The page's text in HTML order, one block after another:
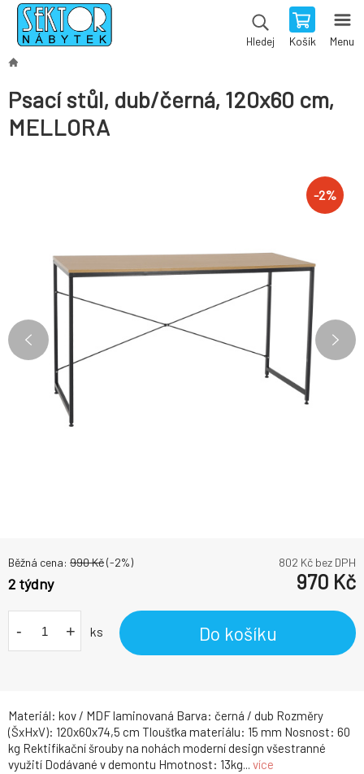
Hledej Košík Menu
Psací stůl, dub/černá, 120x60 cm,
MELLORA
-2%
Materiál: kov / MDF laminovaná Barva: černá / dub Rozměry
(ŠxHxV): 120x60x74,5 cm Tloušťka materiálu: 15 mm Nosnost: 60
kg Rektifikační šrouby na nohách moderní design všestranné
využití Dodávané v demontu Hmotnost: 13kg... více
Běžná cena: 990Kč(-2%) 802 Kč bez DPH
2 týdny 970 Kč
- + ks Do košíku